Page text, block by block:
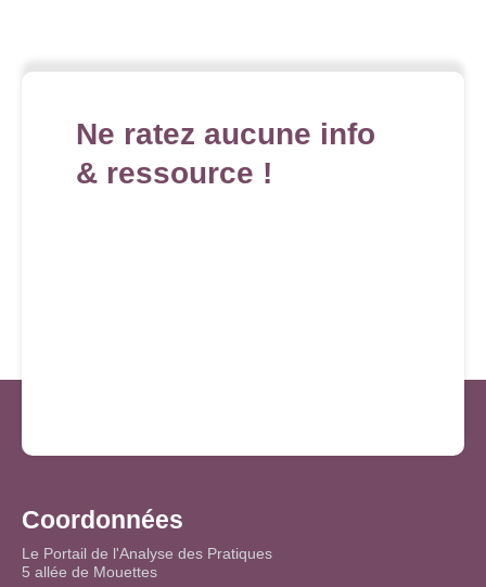
Ne ratez aucune info
& ressource !
Coordonnées
Le Portail de l'Analyse des Pratiques
5 allée de Mouettes